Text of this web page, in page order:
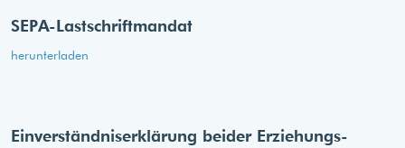
SEPA-Lastschriftmandat
herunterladen
Einverständnis­erklärung beider Erziehungs­